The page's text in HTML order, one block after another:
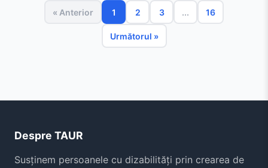
« Anterior 1 2 3 ... 16
Următorul »
Despre TAUR
Susținem persoanele cu dizabilități prin crearea de